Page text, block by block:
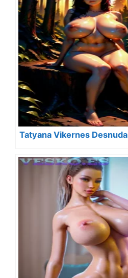
Tatyana Vikernes Desnuda